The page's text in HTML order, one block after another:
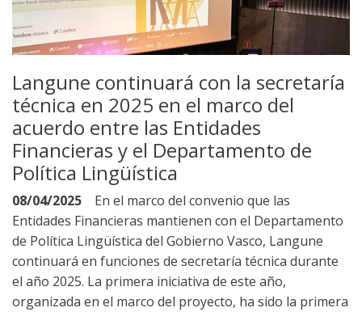
Langune continuará con la secretaría
técnica en 2025 en el marco del
acuerdo entre las Entidades
Financieras y el Departamento de
Política Lingüística
08/04/2025
En el marco del convenio que las
Entidades Financieras mantienen con el Departamento
de Política Lingüística del Gobierno Vasco, Langune
continuará en funciones de secretaría técnica durante
el año 2025. La primera iniciativa de este año,
organizada en el marco del proyecto, ha sido la primera